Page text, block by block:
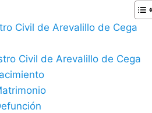
Civil de Arevalillo de Cega
Civil de Arevalillo de Cega